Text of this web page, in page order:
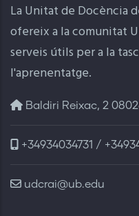
La Unitat de Docència
ofereix a la comunitat
serveis útils per a la
l'aprenentatge.
Baldiri Reixac, 2
+34934034731 /
udcrai@ub.edu